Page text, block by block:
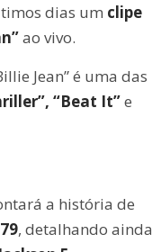
dias um clipe
ao vivo.
Jean” é uma das
“Beat It”e
a história de
, detalhando ainda